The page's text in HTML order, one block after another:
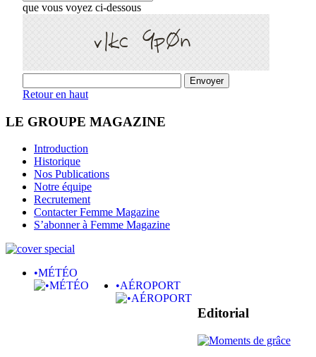
que vous voyez ci-dessous
Retour en haut
LE GROUPE MAGAZINE
Introduction
Historique
Nos Publications
Notre équipe
Recrutement
Contacter Femme Magazine
S’abonner à Femme Magazine
•MÉTÉO
•AÉROPORT
Editorial